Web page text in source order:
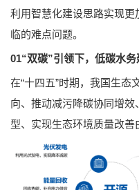
利用智慧化建设思路实现
临的难点问题。
01“双碳”引领下，低碳水
在“十四五”时期，我国生态
向、推动减污降碳协同增
型、实现生态环境质量改善